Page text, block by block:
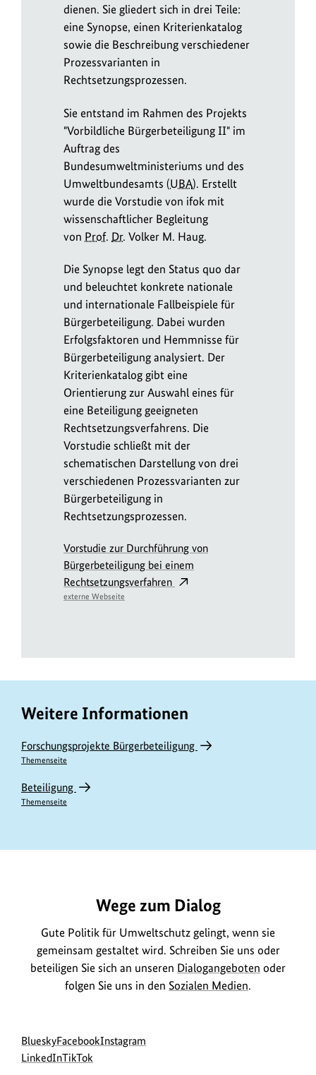
dienen. Sie gliedert sich in drei Teile:
eine Synopse, einen Kriterienkatalog
sowie die Beschreibung verschiedener
Prozessvarianten in
Rechtsetzungsprozessen.
Sie entstand im Rahmen des Projekts
"Vorbildliche Bürgerbeteiligung II" im
Auftrag des
Bundesumweltministeriums und des
Umweltbundesamts (UBA). Erstellt
wurde die Vorstudie von ifok mit
wissenschaftlicher Begleitung
von Prof. Dr. Volker M. Haug.
Die Synopse legt den Status quo dar
und beleuchtet konkrete nationale
und internationale Fallbeispiele für
Bürgerbeteiligung. Dabei wurden
Erfolgsfaktoren und Hemmnisse für
Bürgerbeteiligung analysiert. Der
Kriterienkatalog gibt eine
Orientierung zur Auswahl eines für
eine Beteiligung geeigneten
Rechtsetzungsverfahrens. Die
Vorstudie schließt mit der
schematischen Darstellung von drei
verschiedenen Prozessvarianten zur
Bürgerbeteiligung in
Rechtsetzungsprozessen.
Vorstudie zur Durchführung von
Bürgerbeteiligung bei einem
Rechtsetzungsverfahren
externe Webseite
Weitere Informationen
Forschungsprojekte Bürgerbeteiligung
Themenseite
Beteiligung
Themenseite
Wege zum Dialog
Gute Politik für Umweltschutz gelingt, wenn sie
gemeinsam gestaltet wird. Schreiben Sie uns oder
beteiligen Sie sich an unseren Dialogangeboten oder
folgen Sie uns in den Sozialen Medien.
Social
Media
Blueskyzur
Bluesky-
Facebookzur
Instagram
LinkedInzur
zur
TikTok